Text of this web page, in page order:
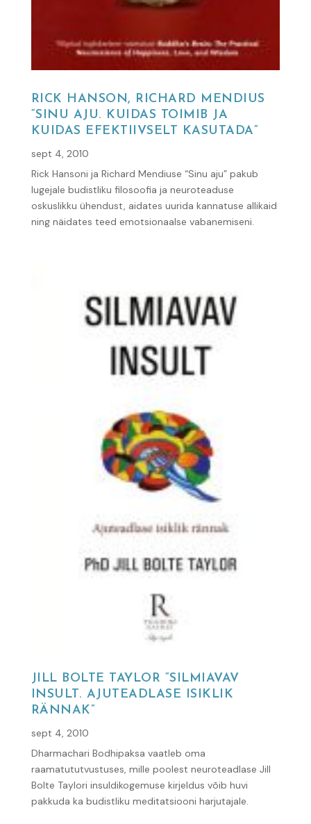
RICK HANSON, RICHARD MENDIUS
“SINU AJU. KUIDAS TOIMIB JA
KUIDAS EFEKTIIVSELT KASUTADA”
sept 4, 2010
Rick Hansoni ja Richard Mendiuse “Sinu aju” pakub
lugejale budistliku filosoofia ja neuroteaduse
oskuslikku ühendust, aidates uurida kannatuse allikaid
ning näidates teed emotsionaalse vabanemiseni.
JILL BOLTE TAYLOR “SILMIAVAV
INSULT. AJUTEADLASE ISIKLIK
RÄNNAK”
sept 4, 2010
Dharmachari Bodhipaksa vaatleb oma
raamatututvustuses, mille poolest neuroteadlase Jill
Bolte Taylori insuldikogemuse kirjeldus võib huvi
pakkuda ka budistliku meditatsiooni harjutajale.